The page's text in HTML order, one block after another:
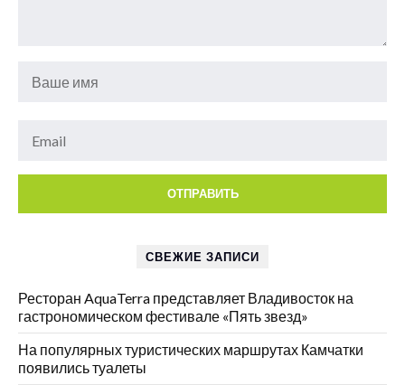
СВЕЖИЕ ЗАПИСИ
Ресторан AquaTerra представляет Владивосток на
гастрономическом фестивале «Пять звезд»
На популярных туристических маршрутах Камчатки
появились туалеты